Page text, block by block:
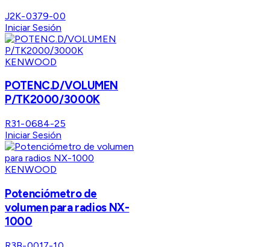
J2K-0379-00
Iniciar Sesión
KENWOOD
POTENC.D/VOLUMEN
P/TK2000/3000K
R31-0684-25
Iniciar Sesión
KENWOOD
Potenciómetro de
volumen para radios NX-
1000